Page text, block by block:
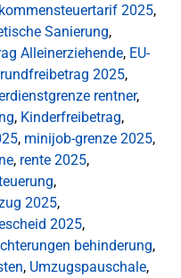
2025,
Sanierung,
Alleinerziehende, EU-
2025,
rentner,
, Kinderfreibetrag,
, minijob-grenze 2025,
, rente 2025,
,
2025,
2025,
behinderung,
, Umzugspauschale,